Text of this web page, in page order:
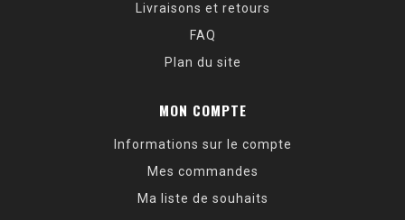
Livraisons et retours
FAQ
Plan du site
MON COMPTE
Informations sur le compte
Mes commandes
Ma liste de souhaits